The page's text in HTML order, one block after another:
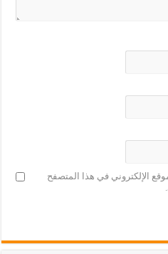
الإلكتروني في هذا المتصفح